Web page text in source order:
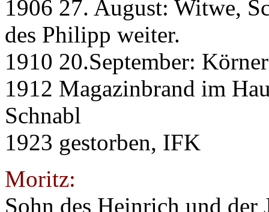
1906 27. August: Witwe,
des Philipp weiter.
1910 20.September:
1912 Magazinbrand im
Schnabl
1923 gestorben, IFK
Moritz:
Sohn des Heinrich und der